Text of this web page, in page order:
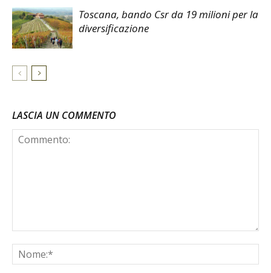
Toscana, bando Csr da 19 milioni per la
diversificazione
LASCIA UN COMMENTO